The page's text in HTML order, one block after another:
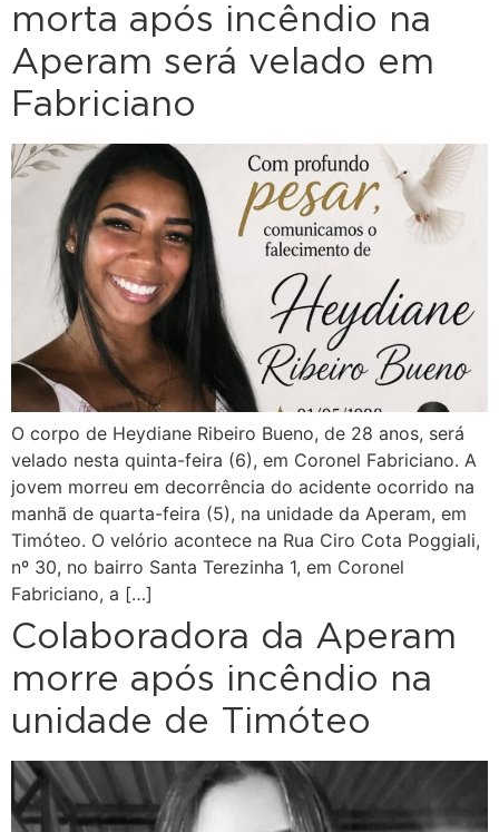
morta após incêndio na
Aperam será velado em
Fabriciano
O corpo de Heydiane Ribeiro Bueno, de 28 anos, será
velado nesta quinta-feira (6), em Coronel Fabriciano. A
jovem morreu em decorrência do acidente ocorrido na
manhã de quarta-feira (5), na unidade da Aperam, em
Timóteo. O velório acontece na Rua Ciro Cota Poggiali,
nº 30, no bairro Santa Terezinha 1, em Coronel
Fabriciano, a […]
Colaboradora da Aperam
morre após incêndio na
unidade de Timóteo